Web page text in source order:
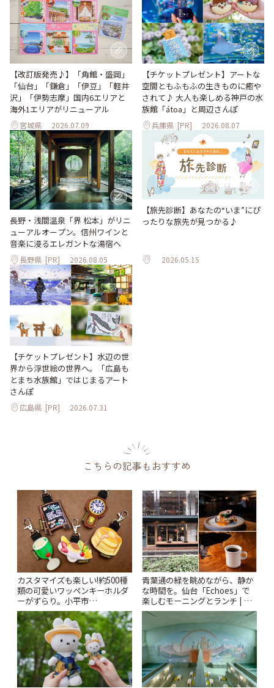
【改訂版発売♪】「角館・盛岡」
「仙台」「鎌倉」「伊豆」「軽井
沢」「伊勢志摩」国内6エリアと
海外1エリアがリニューアル
宮城県 2026.07.09
【チケットプレゼント】アートな
空間ともふもふの生きものに癒や
されて♪ 大人も楽しめる神戸の水
族館「átoa」と周辺さんぽ
兵庫県 [PR] 2026.08.07
長野・浅間温泉「界 松本」がリニ
ューアルオープン。信州ワインと
音楽に浸るエレガントな湯宿へ
長野県 [PR] 2026.08.05
【旅先診断】あなたの“いま”にぴ
ったりな旅先が見つかる♪
2026.05.15
【チケットプレゼント】水辺の世
界から浮世絵の世界へ。「広島も
とまち水族館」ではじまるアート
さんぽ
広島県 [PR] 2026.07.31
こちらの記事もおすすめ
カスタマイズも楽しい!約500種
類の可愛いワッペンキーホルダ
ーがずらり。小平市
「Kimamaya T&K」 | ことりっ
ぷ
青葉通の緑を眺めながら、静か
な時間を。仙台「Echoes」で
楽しむモーニングとランチ | こ
とりっぷ